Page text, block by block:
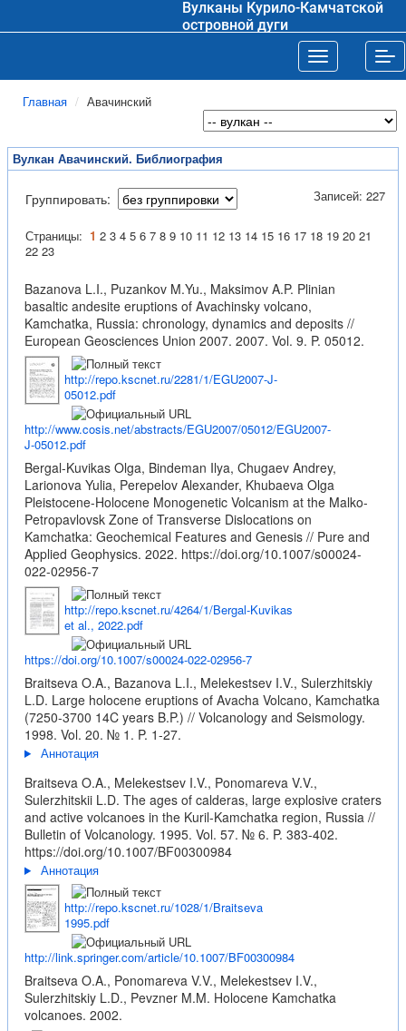
Вулканы Курило-Камчатской
островной дуги
Toggle
Главная Авачинский
Вулкан Авачинский. Библиография
Группировать: Записей: 227
Страницы: 1 2 3 4 5 6 7 8 9 10 11 12 13 14 15 16 17 18 19 20 21
22 23
Bazanova L.I., Puzankov M.Yu., Maksimov A.P. Plinian
basaltic andesite eruptions of Avachinsky volcano,
Kamchatka, Russia: chronology, dynamics and deposits //
European Geosciences Union 2007. 2007. Vol. 9. P. 05012.
http://repo.kscnet.ru/2281/1/EGU2007-J-
05012.pdf
http://www.cosis.net/abstracts/EGU2007/05012/EGU2007-
J-05012.pdf
Bergal-Kuvikas Olga, Bindeman Ilya, Chugaev Andrey,
Larionova Yulia, Perepelov Alexander, Khubaeva Olga
Pleistocene-Holocene Monogenetic Volcanism at the Malko-
Petropavlovsk Zone of Transverse Dislocations on
Kamchatka: Geochemical Features and Genesis // Pure and
Applied Geophysics. 2022. https://doi.org/10.1007/s00024-
022-02956-7
http://repo.kscnet.ru/4264/1/Bergal-Kuvikas
et al., 2022.pdf
https://doi.org/10.1007/s00024-022-02956-7
Braitseva O.A., Bazanova L.I., Melekestsev I.V., Sulerzhitskiy
L.D. Large holocene eruptions of Avacha Volcano, Kamchatka
(7250-3700 14C years B.P.) // Volcanology and Seismology.
1998. Vol. 20. № 1. P. 1-27.
Аннотация
Braitseva O.A., Melekestsev I.V., Ponomareva V.V.,
Sulerzhitskii L.D. The ages of calderas, large explosive craters
and active volcanoes in the Kuril-Kamchatka region, Russia //
Bulletin of Volcanology. 1995. Vol. 57. № 6. P. 383-402.
https://doi.org/10.1007/BF00300984
Аннотация
http://repo.kscnet.ru/1028/1/Braitseva
1995.pdf
http://link.springer.com/article/10.1007/BF00300984
Braitseva O.A., Ponomareva V.V., Melekestsev I.V.,
Sulerzhitskiy L.D., Pevzner M.M. Holocene Kamchatka
volcanoes. 2002.